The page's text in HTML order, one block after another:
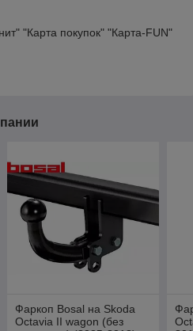
"Карта покупок" "Карта-FUN"
Фаркоп Bosal на Skoda
Octavia II wagon (без